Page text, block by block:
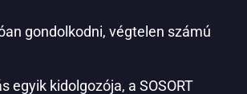
gondolkodni, végtelen számú
egyik kidolgozója, a SOSORT